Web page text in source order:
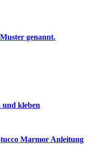
genannt.
und kleben
Marmor Anleitung